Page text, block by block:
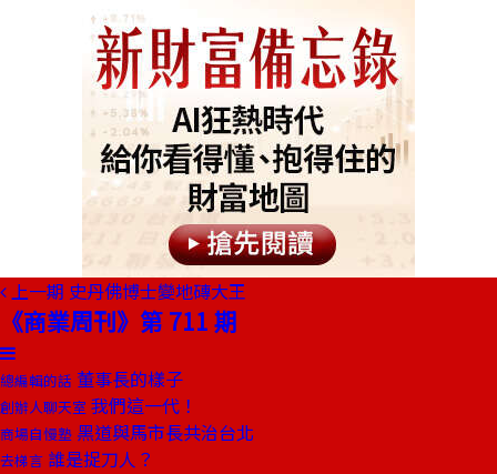
上一期 史丹佛博士變地磚大王
《商業周刊》第 711 期
總編輯的話 董事長的樣子
創辦人聊天室 我們這一代！
商場自慢塾 黑道與馬市長共治台北
去梯言 誰是捉刀人？